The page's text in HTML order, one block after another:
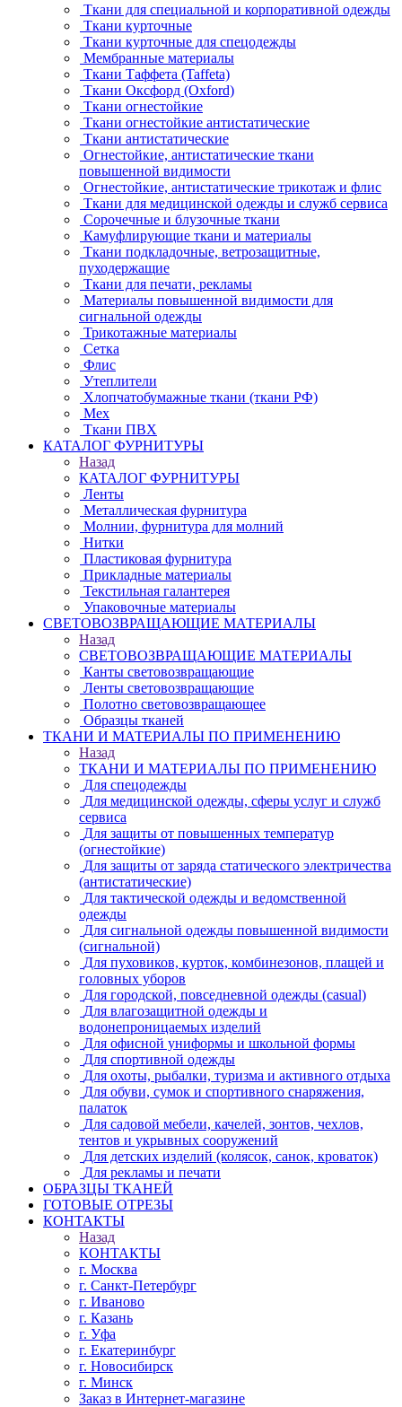
Ткани для специальной и корпоративной одежды
Ткани курточные
Ткани курточные для спецодежды
Мембранные материалы
Ткани Таффета (Taffeta)
Ткани Оксфорд (Oxford)
Ткани огнестойкие
Ткани огнестойкие антистатические
Ткани антистатические
Огнестойкие, антистатические ткани
повышенной видимости
Огнестойкие, антистатические трикотаж и флис
Ткани для медицинской одежды и служб сервиса
Сорочечные и блузочные ткани
Камуфлирующие ткани и материалы
Ткани подкладочные, ветрозащитные,
пуходержащие
Ткани для печати, рекламы
Материалы повышенной видимости для
сигнальной одежды
Трикотажные материалы
Сетка
Флис
Утеплители
Хлопчатобумажные ткани (ткани РФ)
Мех
Ткани ПВХ
КАТАЛОГ ФУРНИТУРЫ
Назад
КАТАЛОГ ФУРНИТУРЫ
Ленты
Металлическая фурнитура
Молнии, фурнитура для молний
Нитки
Пластиковая фурнитура
Прикладные материалы
Текстильная галантерея
Упаковочные материалы
СВЕТОВОЗВРАЩАЮЩИЕ МАТЕРИАЛЫ
Назад
СВЕТОВОЗВРАЩАЮЩИЕ МАТЕРИАЛЫ
Канты световозвращающие
Ленты световозвращающие
Полотно световозвращающее
Образцы тканей
ТКАНИ И МАТЕРИАЛЫ ПО ПРИМЕНЕНИЮ
Назад
ТКАНИ И МАТЕРИАЛЫ ПО ПРИМЕНЕНИЮ
Для спецодежды
Для медицинской одежды, сферы услуг и служб
сервиса
Для защиты от повышенных температур
(огнестойкие)
Для защиты от заряда статического электричества
(антистатические)
Для тактической одежды и ведомственной
одежды
Для сигнальной одежды повышенной видимости
(сигнальной)
Для пуховиков, курток, комбинезонов, плащей и
головных уборов
Для городской, повседневной одежды (casual)
Для влагозащитной одежды и
водонепроницаемых изделий
Для офисной униформы и школьной формы
Для спортивной одежды
Для охоты, рыбалки, туризма и активного отдыха
Для обуви, сумок и спортивного снаряжения,
палаток
Для садовой мебели, качелей, зонтов, чехлов,
тентов и укрывных сооружений
Для детских изделий (колясок, санок, кроваток)
Для рекламы и печати
ОБРАЗЦЫ ТКАНЕЙ
ГОТОВЫЕ ОТРЕЗЫ
КОНТАКТЫ
Назад
КОНТАКТЫ
г. Москва
г. Санкт-Петербург
г. Иваново
г. Казань
г. Уфа
г. Екатеринбург
г. Новосибирск
г. Минск
Заказ в Интернет-магазине